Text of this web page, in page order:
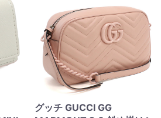
グッチ GUCCI GG